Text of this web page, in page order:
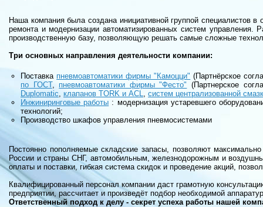
Наша компания была создана инициативной группой специалистов
ремонта и модернизации автоматизированных систем
производственную базу, позволяющую решать самые сложные
Три основных направления деятельности компании:
Поставка пневмоавтоматики фирмы "Камоцци" (Партнёрское
по ГОСТ,пневмоавтоматики фирмы "Фесто" (Партнерское
Duplomatic, клапанов TORK и ACL, систем централизованной
Инжиниринговые работы : модернизация устаревшего
технологий;
Производство шкафов управления пневмосистемами
Постоянно пополняемые складские запасы, позволяют
России и страны СНГ, автомобильным, железнодорожным и
оплаты и поставки, гибкая система скидок и проведение акций,
Квалифицированный персонал компании даст грамотную
предприятии, рассчитает и произведёт подбор необходимой
Ответственный подход к делу - секрет успеха работы нашей